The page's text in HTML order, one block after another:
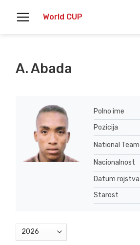
World CUP
A. Abada
Polno ime
Pozicija
National Team
Nacionalnost
Datum rojstva
Starost